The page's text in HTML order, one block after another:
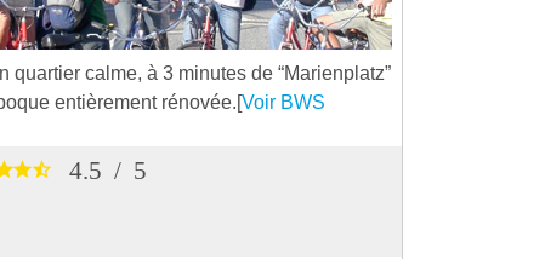
quartier calme, à 3 minutes de “Marienplatz”
entièrement rénovée.[ Voir BWS
4.5 / 5